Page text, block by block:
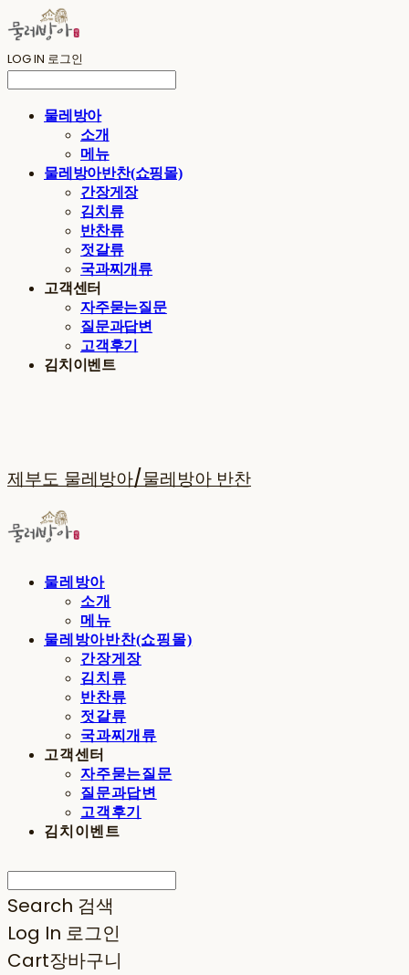
LOG IN 로그인
물레방아
소개
메뉴
물레방아반찬(쇼핑몰)
간장게장
김치류
반찬류
젓갈류
국과찌개류
고객센터
자주묻는질문
질문과답변
고객후기
김치이벤트
제부도 물레방아/물레방아 반찬
물레방아
소개
메뉴
물레방아반찬(쇼핑몰)
간장게장
김치류
반찬류
젓갈류
국과찌개류
고객센터
자주묻는질문
질문과답변
고객후기
김치이벤트
Search 검색
Log In 로그인
Cart장바구니